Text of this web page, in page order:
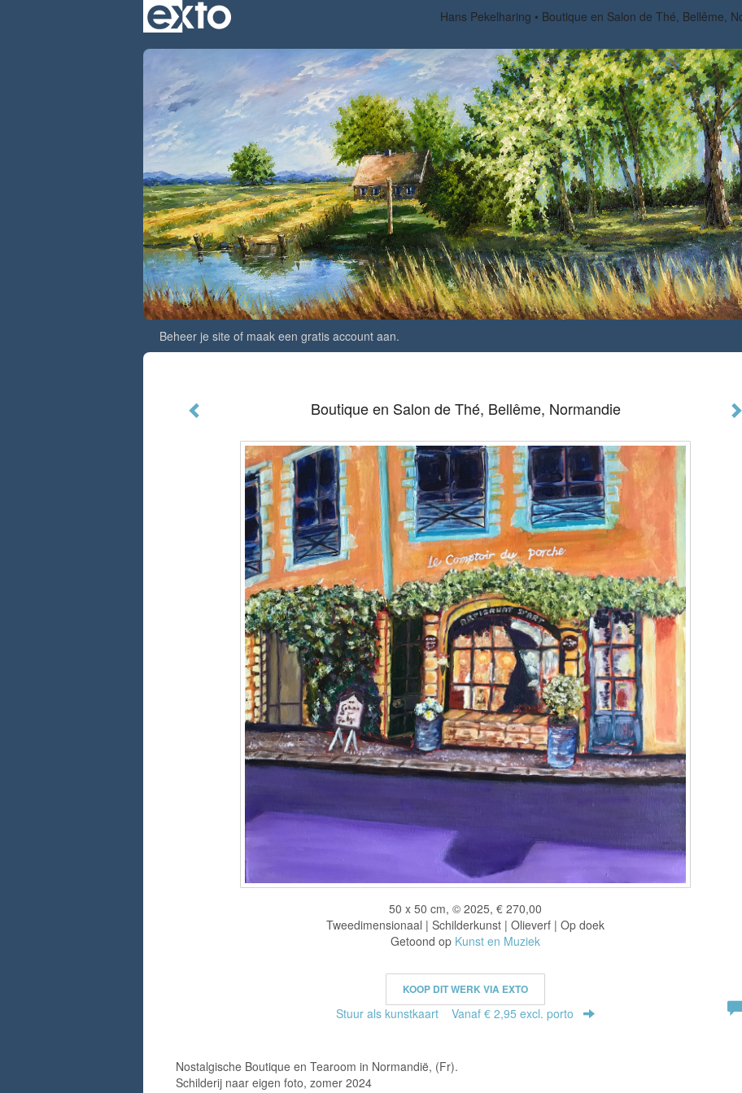
Hans Pekelharing Boutique en Salon de Thé, Bellême,
Beheer je site of maak een gratis account aan.
Boutique en Salon de Thé, Bellême, Normandie
50 x 50 cm, © 2025, € 270,00
Tweedimensionaal | Schilderkunst | Olieverf | Op doek
Getoond op Kunst en Muziek
KOOP DIT WERK VIA EXTO
Stuur als kunstkaart Vanaf € 2,95 excl. porto
Nostalgische Boutique en Tearoom in Normandië, (Fr).
Schilderij naar eigen foto, zomer 2024